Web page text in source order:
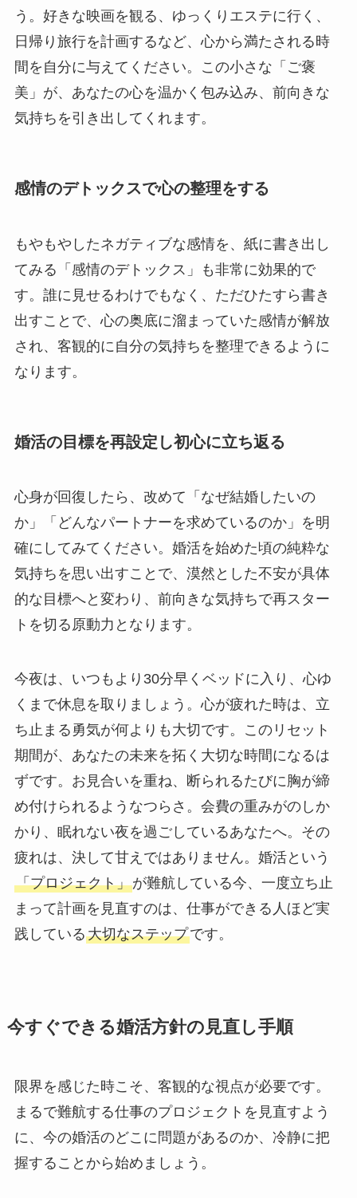
う。好きな映画を観る、ゆっくりエステに行く、
日帰り旅行を計画するなど、心から満たされる時
間を自分に与えてください。この小さな「ご褒
美」が、あなたの心を温かく包み込み、前向きな
気持ちを引き出してくれます。
感情のデトックスで心の整理をする
もやもやしたネガティブな感情を、紙に書き出し
てみる「感情のデトックス」も非常に効果的で
す。誰に見せるわけでもなく、ただひたすら書き
出すことで、心の奥底に溜まっていた感情が解放
され、客観的に自分の気持ちを整理できるように
なります。
婚活の目標を再設定し初心に立ち返る
心身が回復したら、改めて「なぜ結婚したいの
か」「どんなパートナーを求めているのか」を明
確にしてみてください。婚活を始めた頃の純粋な
気持ちを思い出すことで、漠然とした不安が具体
的な目標へと変わり、前向きな気持ちで再スター
トを切る原動力となります。
今夜は、いつもより30分早くベッドに入り、心ゆ
くまで休息を取りましょう。心が疲れた時は、立
ち止まる勇気が何よりも大切です。このリセット
期間が、あなたの未来を拓く大切な時間になるは
ずです。お見合いを重ね、断られるたびに胸が締
め付けられるようなつらさ。会費の重みがのしか
かり、眠れない夜を過ごしているあなたへ。その
疲れは、決して甘えではありません。婚活という
「プロジェクト」が難航している今、一度立ち止
まって計画を見直すのは、仕事ができる人ほど実
践している大切なステップです。
今すぐできる婚活方針の見直し手順
限界を感じた時こそ、客観的な視点が必要です。
まるで難航する仕事のプロジェクトを見直すよう
に、今の婚活のどこに問題があるのか、冷静に把
握することから始めましょう。